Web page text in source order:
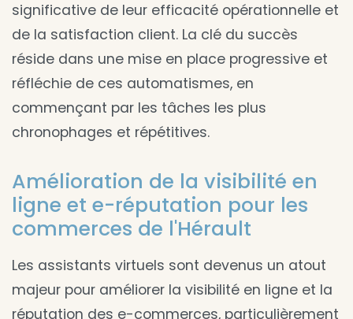
significative de leur efficacité opérationnelle et
de la satisfaction client. La clé du succès
réside dans une mise en place progressive et
réfléchie de ces automatismes, en
commençant par les tâches les plus
chronophages et répétitives.
Amélioration de la visibilité en
ligne et e-réputation pour les
commerces de l'Hérault
Les assistants virtuels sont devenus un atout
majeur pour améliorer la visibilité en ligne et la
réputation des e-commerces, particulièrement